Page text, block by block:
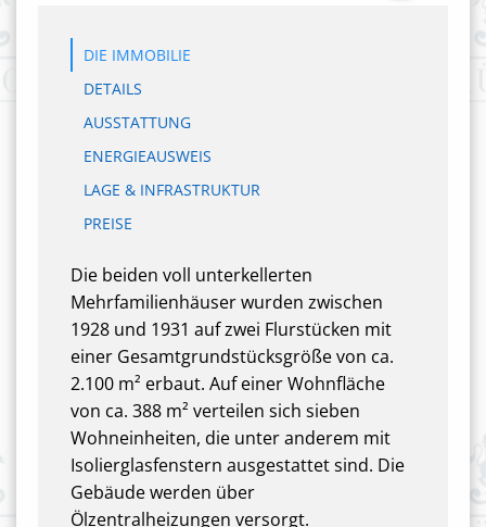
DIE IMMOBILIE
DETAILS
AUSSTATTUNG
ENERGIEAUSWEIS
LAGE & INFRASTRUKTUR
PREISE
Die beiden voll unterkellerten
Mehrfamilienhäuser wurden zwischen
1928 und 1931 auf zwei Flurstücken mit
einer Gesamtgrundstücksgröße von ca.
2.100 m² erbaut. Auf einer Wohnfläche
von ca. 388 m² verteilen sich sieben
Wohneinheiten, die unter anderem mit
Isolierglasfenstern ausgestattet sind. Die
Gebäude werden über
Ölzentralheizungen versorgt.